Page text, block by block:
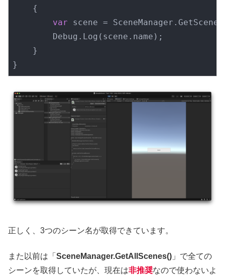
    {
var scene =
        Debug.Log(scene.name);
    }
}
正しく、3つのシーン名が取得できています。
また以前は「 SceneManager.GetAllScenes() 」で全ての
シーンを取得していたが、現在は非推奨なので使わないよ